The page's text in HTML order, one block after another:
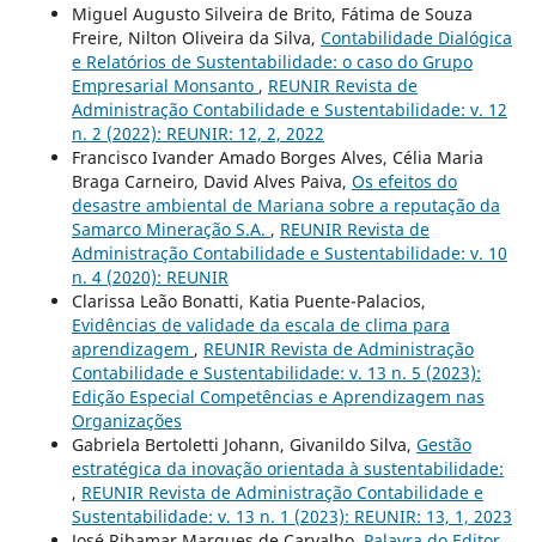
Miguel Augusto Silveira de Brito, Fátima de Souza
Freire, Nilton Oliveira da Silva, Contabilidade Dialógica
e Relatórios de Sustentabilidade: o caso do Grupo
Empresarial Monsanto , REUNIR Revista de
Administração Contabilidade e Sustentabilidade: v. 12
n. 2 (2022): REUNIR: 12, 2, 2022
Francisco Ivander Amado Borges Alves, Célia Maria
Braga Carneiro, David Alves Paiva, Os efeitos do
desastre ambiental de Mariana sobre a reputação da
Samarco Mineração S.A. , REUNIR Revista de
Administração Contabilidade e Sustentabilidade: v. 10
n. 4 (2020): REUNIR
Clarissa Leão Bonatti, Katia Puente-Palacios,
Evidências de validade da escala de clima para
aprendizagem , REUNIR Revista de Administração
Contabilidade e Sustentabilidade: v. 13 n. 5 (2023):
Edição Especial Competências e Aprendizagem nas
Organizações
Gabriela Bertoletti Johann, Givanildo Silva, Gestão
estratégica da inovação orientada à sustentabilidade:
, REUNIR Revista de Administração Contabilidade e
Sustentabilidade: v. 13 n. 1 (2023): REUNIR: 13, 1, 2023